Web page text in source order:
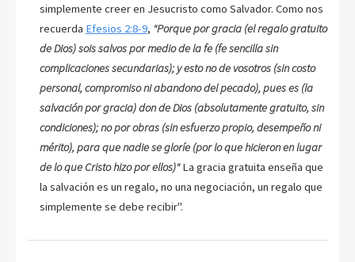
simplemente creer en Jesucristo como Salvador. Como nos
recuerda Efesios 2:8-9, "Porque por gracia (el regalo gratuito
de Dios) sois salvos por medio de la fe (fe sencilla sin
complicaciones secundarias); y esto no de vosotros (sin costo
personal, compromiso ni abandono del pecado), pues es (la
salvación por gracia) don de Dios (absolutamente gratuito, sin
condiciones); no por obras (sin esfuerzo propio, desempeño ni
mérito), para que nadie se gloríe (por lo que hicieron en lugar
de lo que Cristo hizo por ellos)"La gracia gratuita enseña que
la salvación es un regalo, no una negociación, un regalo que
simplemente se debe recibir".